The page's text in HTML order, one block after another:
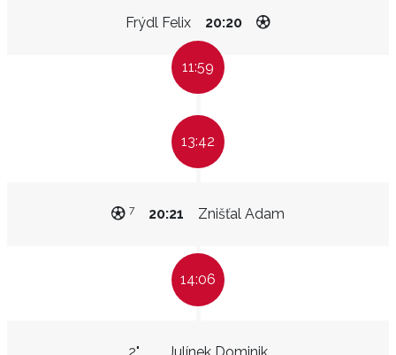
Frýdl Felix 20:20
11:59
13:42
Znišťal Adam
20:21
7
14:06